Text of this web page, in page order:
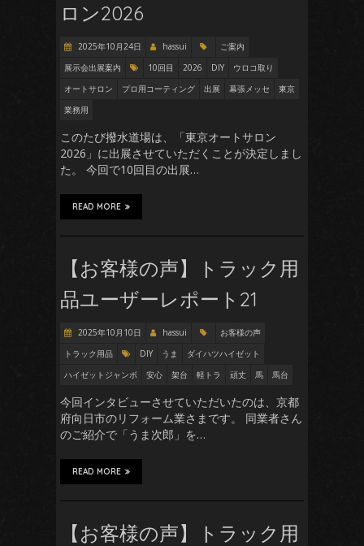
ロン2026
2025年10月24日 hassui
ご案内
展示会出展案内
10回目 2026 DIY
ウロコ取り
オートサロン
プロ用コーティング 出展 幕張メッセ
東京
業務用
このたび撥水道場は、「東京オートサロン
2026」に出展させていただくことが決定しまし
た。 今回で10回目の出展…
READ MORE
【お客様の声】トラック用
品ユーザーレポート21
2025年10月10日 hassui
お客様の声
トラック用品
DIY うま
ダイハツハイゼット
ハイゼットジャンボ
安心 架台 軽トラ 頑丈 馬 馬台
今回インタビューさせていただいたのは、京都
府向日市のリフォーム業さまです。 同業者さん
のご紹介で「うま次郎」を…
READ MORE
【お客様の声】トラック用